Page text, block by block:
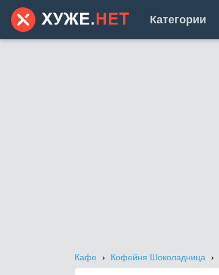
Категории
Кафе Кофейня Шоколадница